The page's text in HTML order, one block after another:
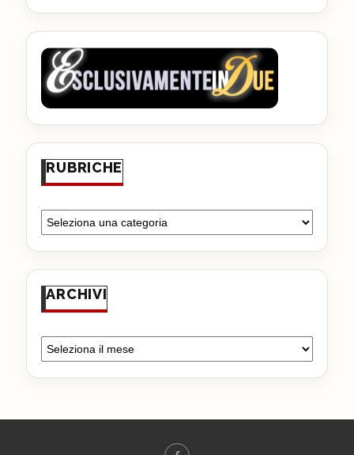
RUBRICHE
ARCHIVI